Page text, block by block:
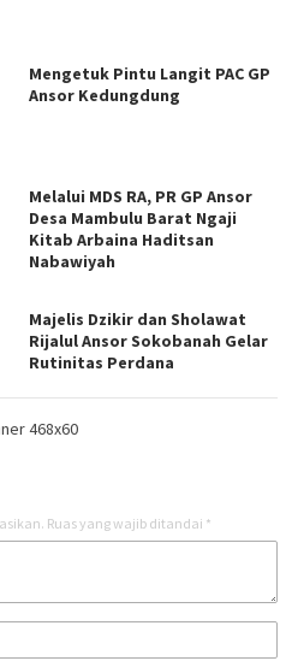
Mengetuk Pintu Langit PAC GP
Ansor Kedungdung
Melalui MDS RA, PR GP Ansor
Desa Mambulu Barat Ngaji
Kitab Arbaina Haditsan
Nabawiyah
Majelis Dzikir dan Sholawat
Rijalul Ansor Sokobanah Gelar
Rutinitas Perdana
Ruas yang wajib ditandai *